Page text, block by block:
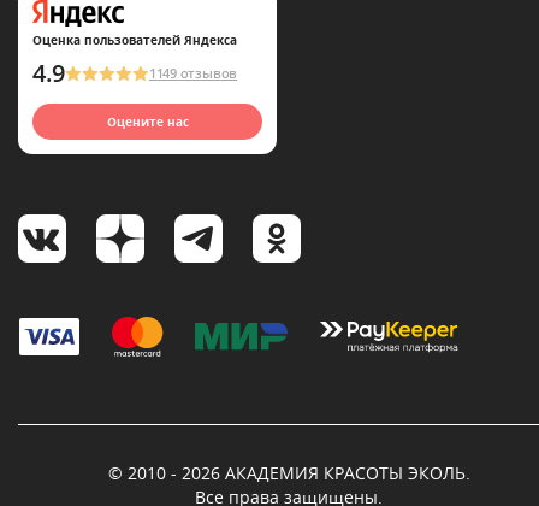
Оценка пользователей Яндекса
4.9 1149 отзывов
Оцените нас
© 2010 - 2026 АКАДЕМИЯ КРАСОТЫ ЭКОЛЬ.
Все права защищены.